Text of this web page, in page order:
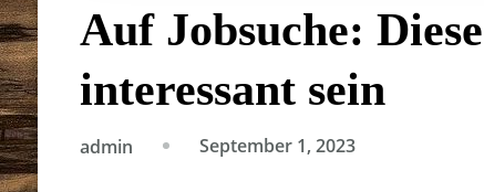
Auf Jobsuche:
interessant sein
admin September 1, 2023